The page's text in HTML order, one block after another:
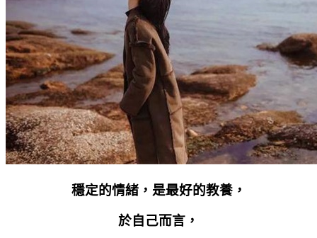
穩定的情緒，是最好的教養，
於自己而言，